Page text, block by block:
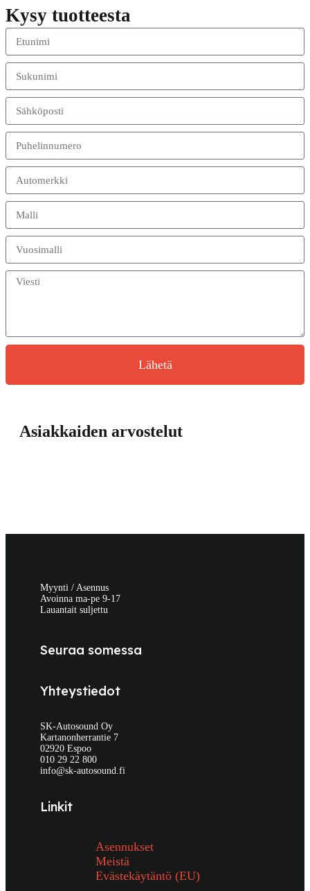
Kysy tuotteesta
Lähetä
Asiakkaiden arvostelut
Myynti / Asennus
Avoinna ma-pe 9-17
Lauantait suljettu
Seuraa somessa
Yhteystiedot
SK-Autosound Oy
Kartanonherrantie 7
02920 Espoo
010 29 22 800
info@sk-autosound.fi
Linkit
Asennukset
Meistä
Evästekäytäntö (EU)